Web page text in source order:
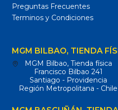
Preguntas Frecuentes
Terminos y Condiciones
MGM BILBAO, TIENDA
MGM Bilbao, Tienda física
Francisco Bilbao 241
Santiago - Providencia
Región Metropolitana - Chile